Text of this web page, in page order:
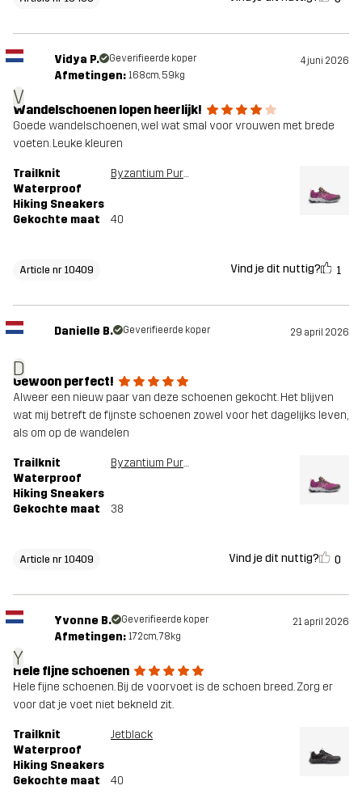
V
Vidya P. Geverifieerde koper 4 juni 2026
Afmetingen: 168cm, 59kg
Wandelschoenen lopen heerlijk!
Goede wandelschoenen, wel wat smal voor vrouwen met brede
voeten. Leuke kleuren
Trailknit
Waterproof
Hiking Sneakers
Byzantium Purple
Gekochte maat 40
Article nr 10409 Vind je dit nuttig? 1
D
Danielle B. Geverifieerde koper 29 april 2026
Gewoon perfect!
Alweer een nieuw paar van deze schoenen gekocht. Het blijven
wat mij betreft de fijnste schoenen zowel voor het dagelijks leven,
als om op de wandelen
Trailknit
Waterproof
Hiking Sneakers
Byzantium Purple
Gekochte maat 38
Article nr 10409 Vind je dit nuttig? 0
Y
Yvonne B. Geverifieerde koper 21 april 2026
Afmetingen: 172cm, 78kg
Hele fijne schoenen
Hele fijne schoenen. Bij de voorvoet is de schoen breed. Zorg er
voor dat je voet niet bekneld zit.
Trailknit
Waterproof
Hiking Sneakers
Jetblack
Gekochte maat 40